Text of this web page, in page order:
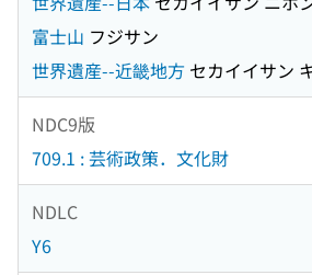
富士山 フジサン
世界遺産--近畿地方 セカイイサン
NDC9版
709.1 : 芸術政策．文化財
NDLC
Y6